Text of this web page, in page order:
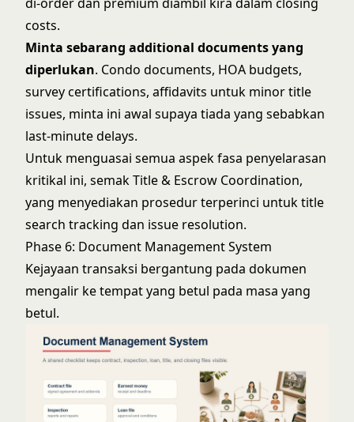
costs.
Minta sebarang additional documents yang
diperlukan. Condo documents, HOA budgets,
survey certifications, affidavits untuk minor title
issues, minta ini awal supaya tiada yang sebabkan
last-minute delays.
Untuk menguasai semua aspek fasa penyelarasan
kritikal ini, semakTitle & Escrow Coordination,
yang menyediakan prosedur terperinci untuk title
search tracking dan issue resolution.
Phase 6: Document Management System
Kejayaan transaksi bergantung pada dokumen
mengalir ke tempat yang betul pada masa yang
betul.